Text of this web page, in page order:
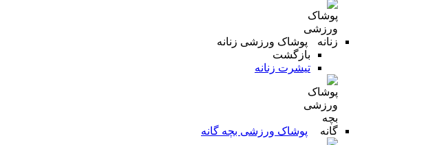
پوشاک ورزشی زنانه
بازگشت
تیشرت زنانه
پوشاک ورزشی بچه گانه